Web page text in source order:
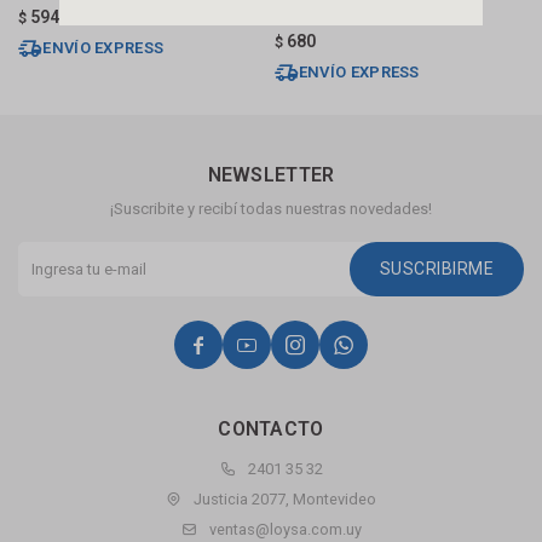
$ 594
ENVÍO EXPRESS $ 680
ENVÍO EXPRESS
CONTACTO
2401 35 32
Justicia 2077, Montevideo
ventas@loysa.com.uy
NEWSLETTER
¡Suscribite y recibí todas nuestras novedades!
SUSCRIBIRME
   